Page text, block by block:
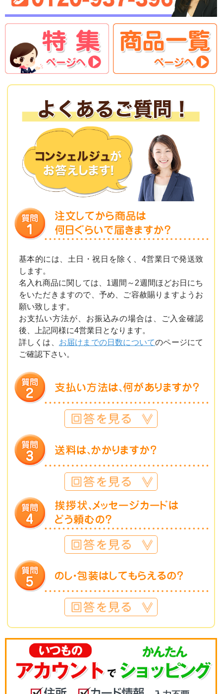
基本的には、土日・祝日を除く、4営業日で発送致
します。
名入れ商品に関しては、1週間～2週間ほどお日にち
をいただきますので、予め、ご容赦賜りますようお
願い致します。
お支払い方法が、お振込みの場合は、ご入金確認
後、上記同様に4営業日となります。
詳しくは、 お届けまでの日数についてのページにて
ご確認下さい。